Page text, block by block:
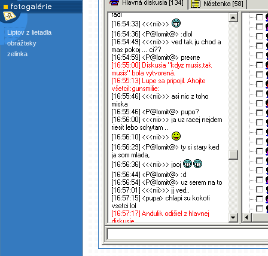
Liptov z lietadla
obrážteky
zelinka